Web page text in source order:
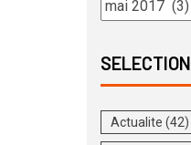
SELECTION
Actualite (42)